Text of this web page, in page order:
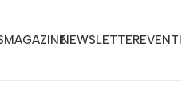
MAGAZINENEWSLETTEREVENTI